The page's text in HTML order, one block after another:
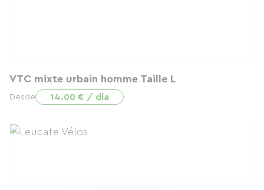
VTC mixte urbain homme Taille L
Desde 14.00 € / día